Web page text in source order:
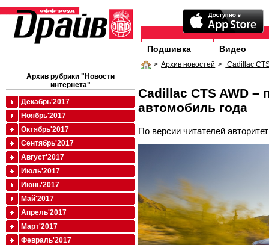
Подшивка Видео
> Архив новостей > Cadillac
Cadillac CTS AWD
автомобиль года
По версии читателей
Архив рубрики "Новости
интернета"
Декабрь'2017
Ноябрь'2017
Октябрь'2017
Сентябрь'2017
Август'2017
Июль'2017
Июнь'2017
Май'2017
Апрель'2017
Март'2017
Февраль'2017